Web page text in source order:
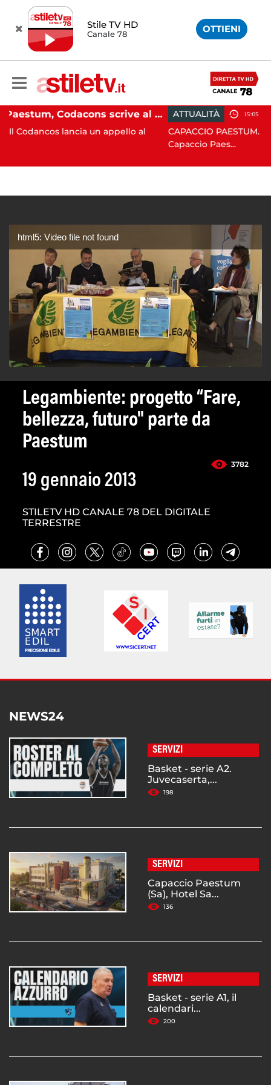
Stile TV HD
Canale 78 OTTIENI
Paestum, Codacons scrive al ministro Giuli: "Rilanciare scavi dell'Anfiteatro nell'area archeologica"
un appello al
ATTUALITÀ 15:05
CAPACCIO PAESTUM. Incisiva azione
html5: Video file not found
Legambiente: progetto “Fare,
bellezza, futuro" parte da
Paestum
3782
19 gennaio 2013
STILETV HD CANALE 78 DEL DIGITALE
TERRESTRE
NEWS24
SERVIZI
Basket - serie A2.
Juvecaserta,...
198
SERVIZI
Capaccio Paestum
(Sa), Hotel Sa...
136
SERVIZI
Basket - serie A1, il
calendari...
200